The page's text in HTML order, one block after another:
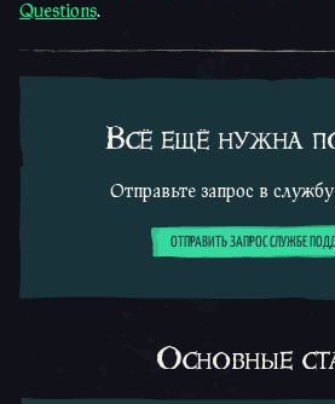
Questions.
Всё ещё нужна
Отправьте запрос в
ОТПРАВИТЬ ЗАПРОС СЛУЖБЕ
Основные